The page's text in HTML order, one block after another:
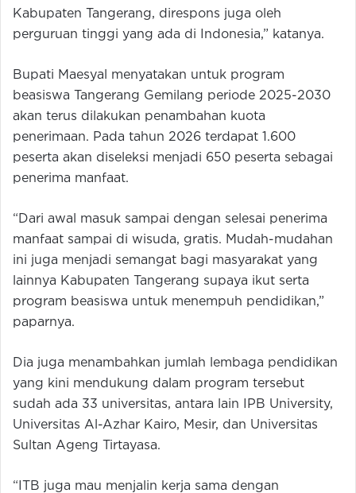
Kabupaten Tangerang, direspons juga oleh
perguruan tinggi yang ada di Indonesia,” katanya.
Bupati Maesyal menyatakan untuk program
beasiswa Tangerang Gemilang periode 2025-2030
akan terus dilakukan penambahan kuota
penerimaan. Pada tahun 2026 terdapat 1.600
peserta akan diseleksi menjadi 650 peserta sebagai
penerima manfaat.
“Dari awal masuk sampai dengan selesai penerima
manfaat sampai di wisuda, gratis. Mudah-mudahan
ini juga menjadi semangat bagi masyarakat yang
lainnya Kabupaten Tangerang supaya ikut serta
program beasiswa untuk menempuh pendidikan,”
paparnya.
Dia juga menambahkan jumlah lembaga pendidikan
yang kini mendukung dalam program tersebut
sudah ada 33 universitas, antara lain IPB University,
Universitas Al-Azhar Kairo, Mesir, dan Universitas
Sultan Ageng Tirtayasa.
“ITB juga mau menjalin kerja sama dengan